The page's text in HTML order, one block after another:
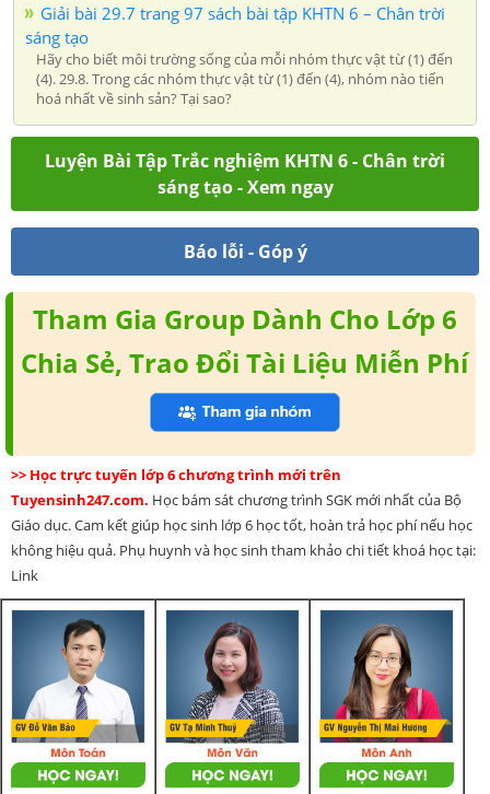
Giải bài 29.7 trang 97 sách bài tập KHTN 6 – Chân trời
sáng tạo
Hãy cho biết môi trường sống của mỗi nhóm thực vật từ (1) đến
(4). 29.8. Trong các nhóm thực vật từ (1) đến (4), nhóm nào tiến
hoá nhất về sinh sản? Tại sao?
Luyện Bài Tập Trắc nghiệm KHTN 6 - Chân trời
sáng tạo - Xem ngay
Báo lỗi - Góp ý
Tham Gia Group Dành Cho Lớp 6
Chia Sẻ, Trao Đổi Tài Liệu Miễn Phí
>> Học trực tuyến lớp 6 chương trình mới trên
Tuyensinh247.com. Học bám sát chương trình SGK mới nhất của Bộ
Giáo dục. Cam kết giúp học sinh lớp 6 học tốt, hoàn trả học phí nếu học
không hiệu quả. Phụ huynh và học sinh tham khảo chi tiết khoá học tại:
Link